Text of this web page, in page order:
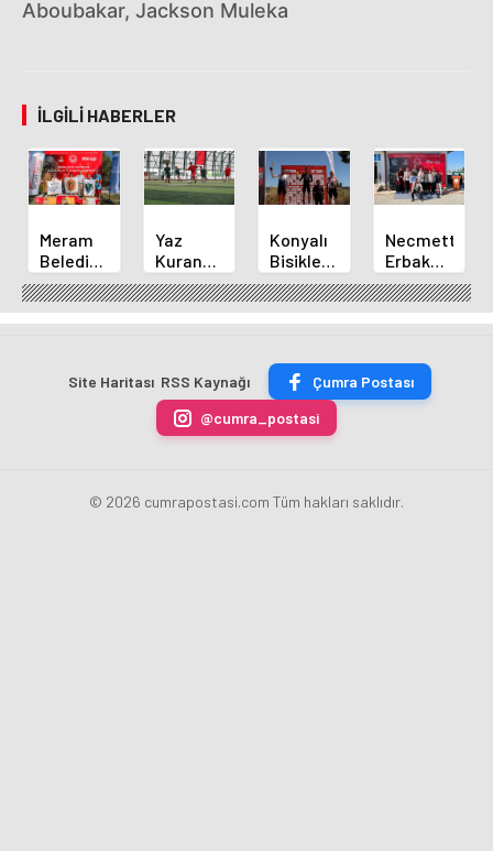
Aboubakar, Jackson Muleka
İLGILI HABERLER
Meram
Belediyespor
Okçuları
Türkiye
Şampiyonası'ndan
Yaz
Kuran
Kursu
Öğrencileri
Futbol
Konyalı
Bisikletçi
Ahmet
Can
Akpınar
Madalyayı
Aldı
Necmettin
Erbakan
Üniversitesi
Geleneksel
Okçulukta
Site Haritası RSS Kaynağı
Çumra Postası
@cumra_postasi
© 2026 cumrapostasi.com Tüm hakları saklıdır.